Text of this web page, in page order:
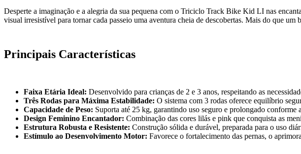
Desperte a imaginação e a alegria da sua pequena com o Triciclo Track Bike Kid LI nas
visual irresistível para tornar cada passeio uma aventura cheia de descobertas. Mais do que
Principais Características
Faixa Etária Ideal: Desenvolvido para crianças de 2 e 3 anos, respeitando as
Três Rodas para Máxima Estabilidade: O sistema com 3 rodas oferece equilíbrio
Capacidade de Peso: Suporta até 25 kg, garantindo uso seguro e prolongado conforme
Design Feminino Encantador: Combinação das cores lilás e pink que conquista as
Estrutura Robusta e Resistente: Construção sólida e durável, preparada para o uso
Estímulo ao Desenvolvimento Motor: Favorece o fortalecimento das pernas, o